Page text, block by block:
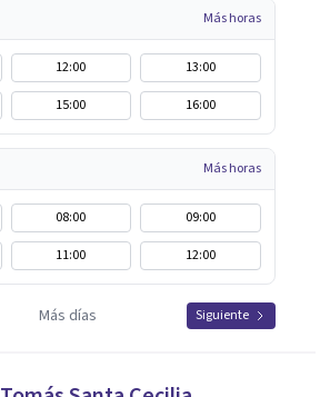
Más horas
12:00
13:00
15:00 16:00
Más horas
08:00
09:00
11:00 12:00
Más días Siguiente